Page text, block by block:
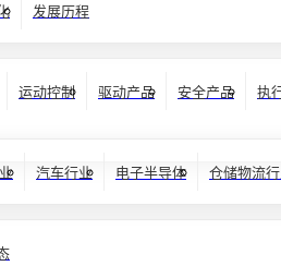
发展历程
运动控制 驱动产品 安全产品 执
汽车行业 电子半导体 仓储物流